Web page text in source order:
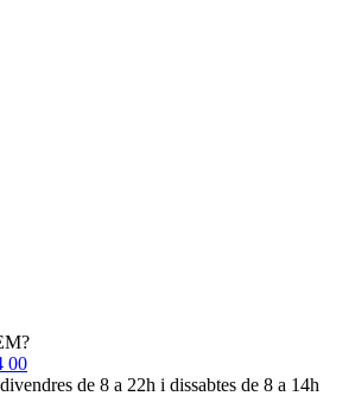
00
de 8 a 22h i dissabtes de 8 a 14h